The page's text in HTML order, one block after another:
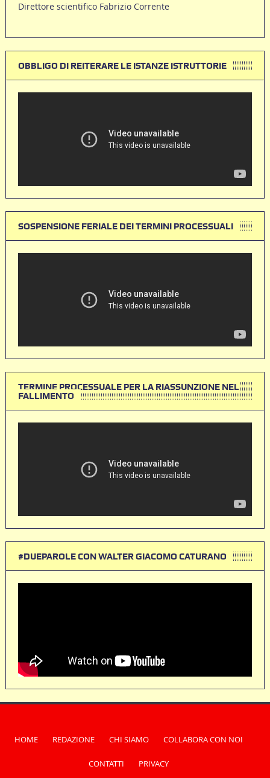
Direttore scientifico Fabrizio Corrente
OBBLIGO DI REITERARE LE ISTANZE ISTRUTTORIE
SOSPENSIONE FERIALE DEI TERMINI PROCESSUALI
TERMINE PROCESSUALE PER LA RIASSUNZIONE NEL
FALLIMENTO
#DUEPAROLE CON WALTER GIACOMO CATURANO
HOME REDAZIONE CHI SIAMO COLLABORA CON NOI
CONTATTI PRIVACY